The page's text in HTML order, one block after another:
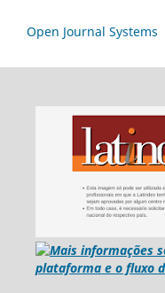
Open Journal Systems